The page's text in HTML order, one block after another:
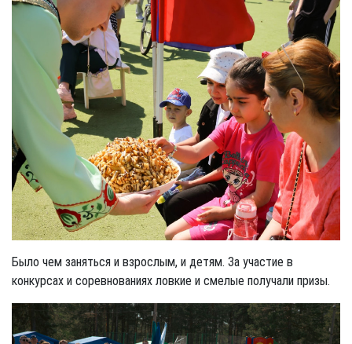
Было чем заняться и взрослым, и детям. За участие в
конкурсах и соревнованиях ловкие и смелые получали призы.